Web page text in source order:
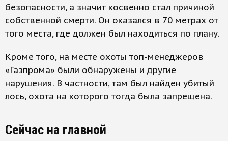
безопасности, а значит косвенно стал причиной
собственной смерти. Он оказался в 70 метрах от
того места, где должен был находиться по плану.
Кроме того, на месте охоты топ-менеджеров
«Газпрома» были обнаружены и другие
нарушения. В частности, там был найден убитый
лось, охота на которого тогда была запрещена.
Сейчас на главной